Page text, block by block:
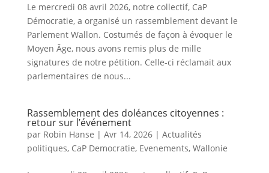
Le mercredi 08 avril 2026, notre collectif, CaP
Démocratie, a organisé un rassemblement devant le
Parlement Wallon. Costumés de façon à évoquer le
Moyen Âge, nous avons remis plus de mille
signatures de notre pétition. Celle-ci réclamait aux
parlementaires de nous...
Rassemblement des doléances citoyennes :
retour sur l’événement
par Robin Hanse | Avr 14, 2026| Actualités
politiques, CaP Democratie, Evenements, Wallonie